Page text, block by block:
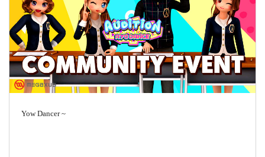
Yow Dancer ~